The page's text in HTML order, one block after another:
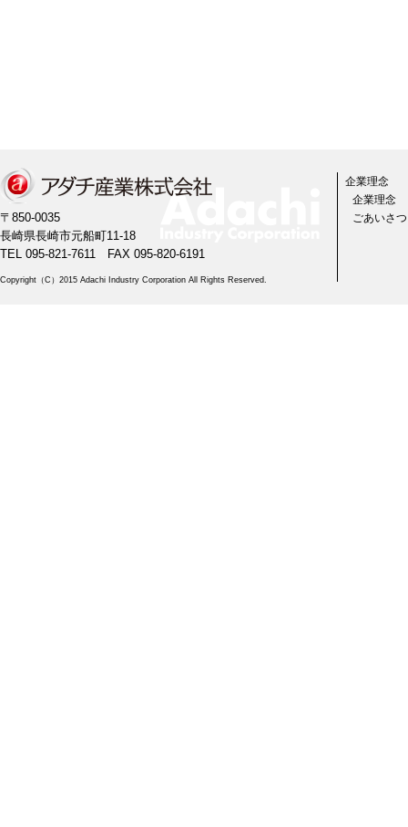
〒850-0035
長崎県長崎市元船町11-18
TEL 095-821-7611 FAX 095-820-6191
Copyright（C）2015 Adachi Industry Corporation All Rights Reserved.
企業理念
企業理念
ごあいさつ